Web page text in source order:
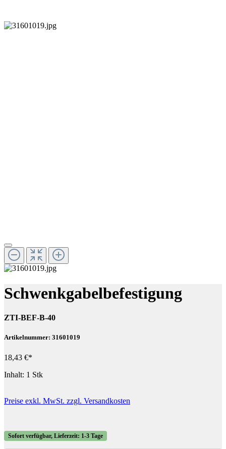
Schwenkgabelbefestigung
ZTI-BEF-B-40
Artikelnummer: 31601019
18,43 €*
Inhalt: 1 Stk
Preise exkl. MwSt. zzgl. Versandkosten
Sofort verfügbar, Lieferzeit: 1-3 Tage